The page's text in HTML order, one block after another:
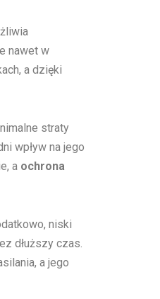
nawet w
a dzięki
straty
wpływ na jego
a ochrona
niski
dłuższy czas.
a jego